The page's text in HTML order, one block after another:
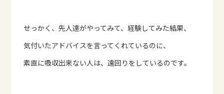
せっかく、先人達がやってみて、経験してみた結果、
気付いたアドバイスを言ってくれているのに、
素直に吸収出来ない人は、遠回りをしているのです。